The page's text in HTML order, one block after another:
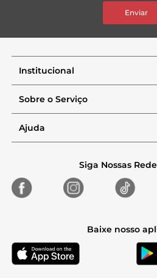
Enviar
Institucional
Sobre o Serviço
Ajuda
Siga Nossas
Baixe nosso